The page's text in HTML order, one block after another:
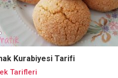
Kurabiyesi Tarifi
Tarifleri